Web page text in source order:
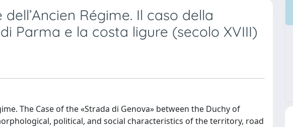
Régime. Il caso della
Parma e la costa ligure (secolo XVIII)
The Case of the «Strada di Genova» between the Duchy of
political, and social characteristics of the territory, road